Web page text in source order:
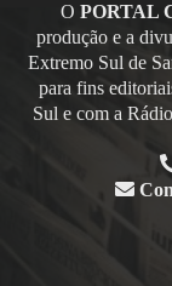
O PORTAL
produção e a
Extremo Sul de
para fins
Sul e com a